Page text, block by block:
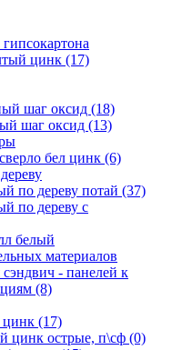
цинк (17)
шаг оксид (18)
шаг оксид (13)
бел цинк (6)
по дереву потай (37)
по дереву с
белый
материалов
- панелей к
(8)
цинк (17)
цинк острые, п\сф (0)